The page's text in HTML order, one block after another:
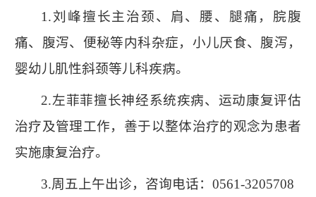
1.刘峰擅长主治颈、肩、腰、腿痛，脘腹
痛、腹泻、便秘等内科杂症，小儿厌食、腹泻，
婴幼儿肌性斜颈等儿科疾病。
2.左菲菲擅长神经系统疾病、运动康复评估
治疗及管理工作，善于以整体治疗的观念为患者
实施康复治疗。
3.周五上午出诊，咨询电话：0561-3205708